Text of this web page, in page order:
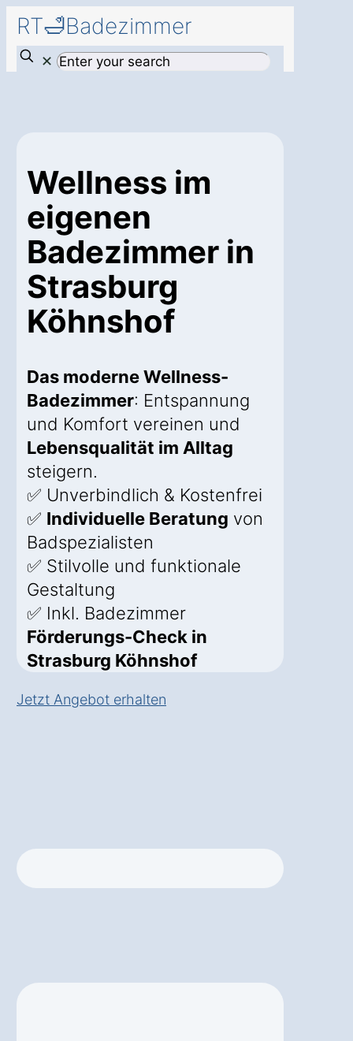
RT🛁Badezimmer
✕
Wellness im
eigenen
Badezimmer in
Strasburg
Köhnshof
Das moderne Wellness-
Badezimmer: Entspannung
und Komfort vereinen und
Lebensqualität im Alltag
steigern.
✅ Unverbindlich & Kostenfrei
✅ Individuelle Beratung von
Badspezialisten
✅ Stilvolle und funktionale
Gestaltung
✅ Inkl. Badezimmer
Förderungs-Check in
Strasburg Köhnshof
Jetzt Angebot erhalten